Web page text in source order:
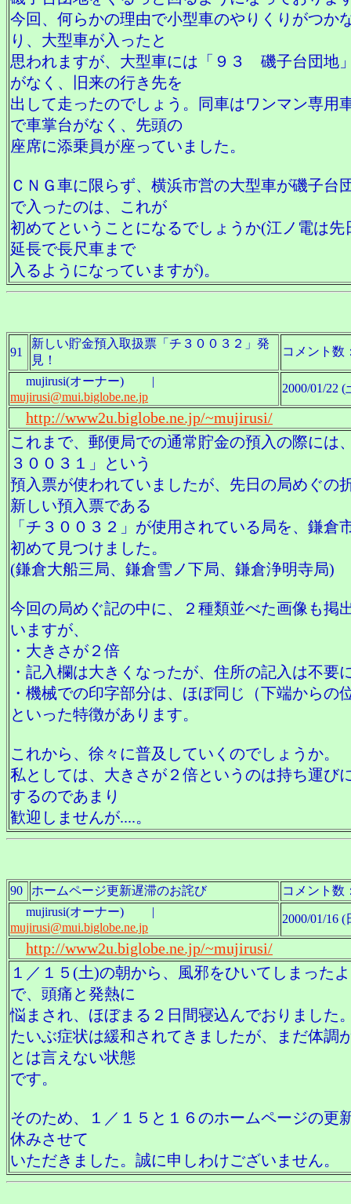
今回、何らかの理由で小型車のやりくりがつか
り、大型車が入ったと
思われますが、大型車には「９３ 磯子台団地
がなく、旧来の行き先を
出して走ったのでしょう。同車はワンマン専用
で車掌台がなく、先頭の
座席に添乗員が座っていました。
ＣＮＧ車に限らず、横浜市営の大型車が磯子台
で入ったのは、これが
初めてということになるでしょうか(江ノ電は先
延長で長尺車まで
入るようになっていますが)。
91
新しい貯金預入取扱票「チ３００３２」発
見！
コメント
mujirusi(オーナー) |
mujirusi@mui.biglobe.ne.jp
2000/01/22 (
http://www2u.biglobe.ne.jp/~mujirusi/
これまで、郵便局での通常貯金の預入の際には
３００３１」という
預入票が使われていましたが、先日の局めぐの
新しい預入票である
「チ３００３２」が使用されている局を、鎌倉
初めて見つけました。
(鎌倉大船三局、鎌倉雪ノ下局、鎌倉浄明寺局)
今回の局めぐ記の中に、２種類並べた画像も掲
いますが、
・大きさが２倍
・記入欄は大きくなったが、住所の記入は不要
・機械での印字部分は、ほぼ同じ（下端からの
といった特徴があります。
これから、徐々に普及していくのでしょうか。
私としては、大きさが２倍というのは持ち運び
するのであまり
歓迎しませんが....。
90 ホームページ更新遅滞のお詫び
コメント
mujirusi(オーナー) |
mujirusi@mui.biglobe.ne.jp
2000/01/16 (
http://www2u.biglobe.ne.jp/~mujirusi/
１／１５(土)の朝から、風邪をひいてしまった
で、頭痛と発熱に
悩まされ、ほぼまる２日間寝込んでおりました
たいぶ症状は緩和されてきましたが、まだ体調
とは言えない状態
です。
そのため、１／１５と１６のホームページの更
休みさせて
いただきました。誠に申しわけございません。